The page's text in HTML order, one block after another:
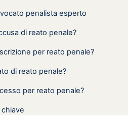
penalista esperto
di reato penale?
per reato penale?
di reato penale?
per reato penale?